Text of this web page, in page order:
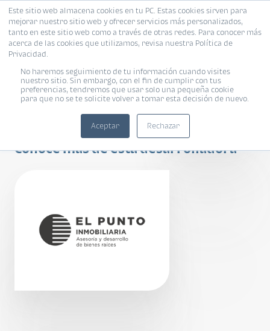
Este sitio web almacena cookies en tu PC. Estas cookies sirven para
mejorar nuestro sitio web y ofrecer servicios más personalizados,
tanto en este sitio web como a través de otras redes. Para conocer más
acerca de las cookies que utilizamos, revisa nuestra Política de
Privacidad.
No haremos seguimiento de tu información cuando visites
nuestro sitio. Sin embargo, con el fin de cumplir con tus
preferencias, tendremos que usar solo una pequeña cookie
para que no se te solicite volver a tomar esta decisión de nuevo.
Aceptar Rechazar
Conoce más de esta desarrolladora